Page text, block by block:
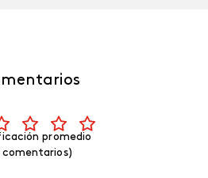
promedio
comentarios)